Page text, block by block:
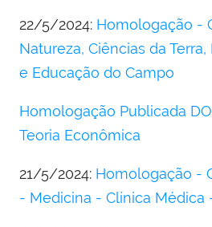
22/5/2024: Homologação -
Natureza, Ciências da
e Educação do Campo
Homologação Publicada
Teoria Econômica
21/5/2024: Homologação -
- Medicina - Clínica Médica